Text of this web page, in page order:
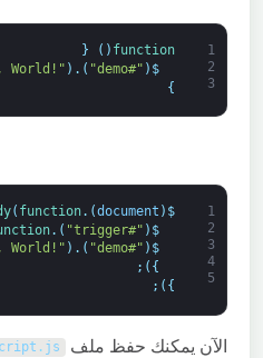
1
2
3
function
(
)
{
$
(
"#demo"
)
.
World!" )
}
1
2
3
4
5
$
(
document
)
.
( function
$
(
"#trigger"
)
.
$
(
"#demo"
)
.
World!" )
}
)
;
}
)
;
الآن يمكنك حفظ ملف . js